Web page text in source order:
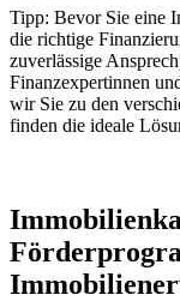
Tipp: Bevor Sie eine
die richtige
zuverlässige
Finanzexpertinnen
wir Sie zu den
finden die ideale